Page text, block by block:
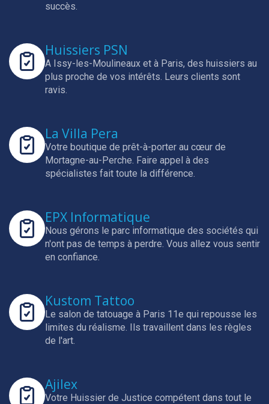
succès.
Huissiers PSN
A Issy-les-Moulineaux et à Paris, des huissiers au
plus proche de vos intérêts. Leurs clients sont
ravis.
La Villa Pera
Votre boutique de prêt-à-porter au cœur de
Mortagne-au-Perche. Faire appel à des
spécialistes fait toute la différence.
EPX Informatique
Nous gérons le parc informatique des sociétés qui
n'ont pas de temps à perdre. Vous allez vous sentir
en confiance.
Kustom Tattoo
Le salon de tatouage à Paris 11e qui repousse les
limites du réalisme. Ils travaillent dans les règles
de l'art.
Ajilex
Votre Huissier de Justice compétent dans tout le